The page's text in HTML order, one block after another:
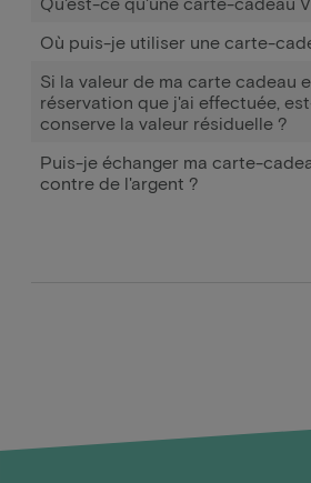
Où puis-je utiliser une carte-
Si la valeur de ma carte cadeau
réservation que j'ai effectuée,
conserve la valeur résiduelle ?
Puis-je échanger ma carte-
contre de l'argent ?